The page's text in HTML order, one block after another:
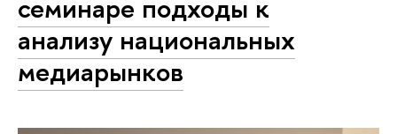
семинаре подходы к
анализу национальных
медиарынков